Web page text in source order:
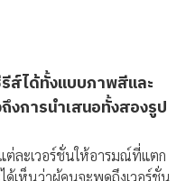
ส์ได้ทั้งแบบภาพสีและ
งการนำเสนอทั้งสองรูป
ต่ละเวอร์ชั่นให้อารมณ์ที่แตก